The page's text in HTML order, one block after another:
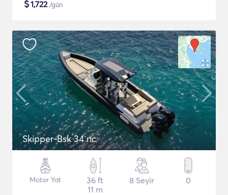
$1,722/gün
Skipper-Bsk 34 nc
Motor Yat
36 ft
11 m
8 Seyir 0